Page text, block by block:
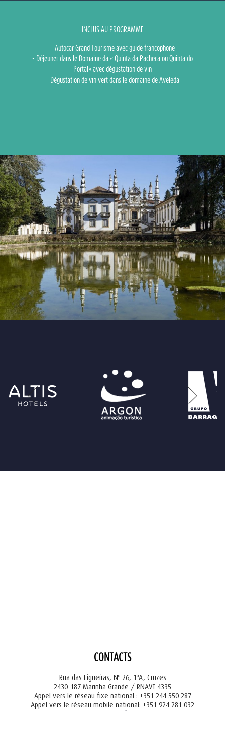
INCLUS AU PROGRAMME
- Autocar Grand Tourisme avec guide francophone
- Déjeuner dans le Domaine da « Quinta da Pacheca ou Quinta do
Portal» avec dégustation de vin
- Dégustation de vin vert dans le domaine de Aveleda
CONTACTS
Rua das Figueiras, Nº 26, 1ºA, Cruzes
2430-187 Marinha Grande / RNAVT 4335
Appel vers le réseau fixe national : +351 244 550 287
Appel vers le réseau mobile national: +351 924 281 032
tourism@liger.pt
info@liger.pt